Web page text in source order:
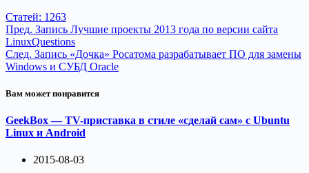
Статей: 1263
Пред. Запись Лучшие проекты 2013 года по версии сайта
LinuxQuestions
След. Запись «Дочка» Росатома разрабатывает ПО для замены
Windows и СУБД Oracle
Вам может понравится
GeekBox — TV-приставка в стиле «сделай сам» с Ubuntu
Linux и Android
2015-08-03